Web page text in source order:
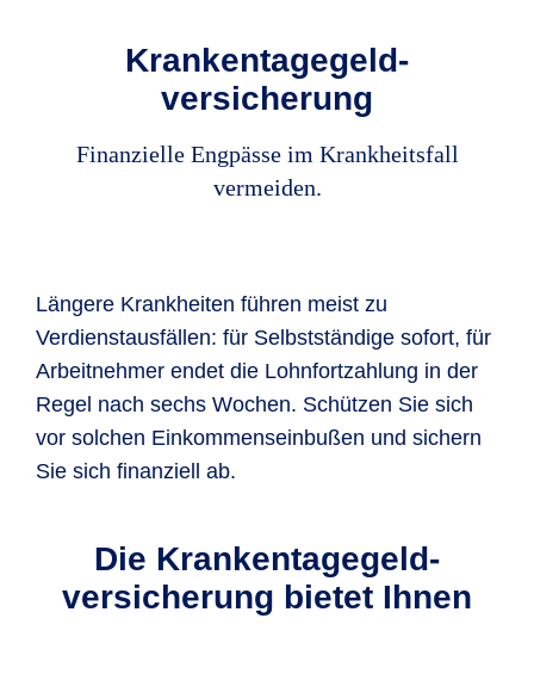
Krankentagegeld­
versicherung
Finanzielle Engpässe im Krankheitsfall
vermeiden.
Längere Krankheiten führen meist zu
Verdienstausfällen: für Selbstständige sofort, für
Arbeitnehmer endet die Lohnfortzahlung in der
Regel nach sechs Wochen. Schützen Sie sich
vor solchen Einkommenseinbußen und sichern
Sie sich finanziell ab.
Die Krankentagegeld­
versicherung bietet Ihnen